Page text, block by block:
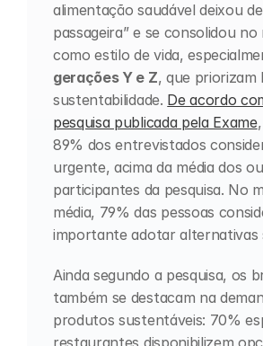
alimentação saudável deixou
passageira” e se consolidou no
gerações Y e Z, que priorizam
sustentabilidade. De acordo
pesquisa publicada pela Exame
89% dos entrevistados
urgente, acima da média dos
participantes da pesquisa. No
média, 79% das pessoas
importante adotar alternativas
Ainda segundo a pesquisa, os
também se destacam na
produtos sustentáveis: 70%